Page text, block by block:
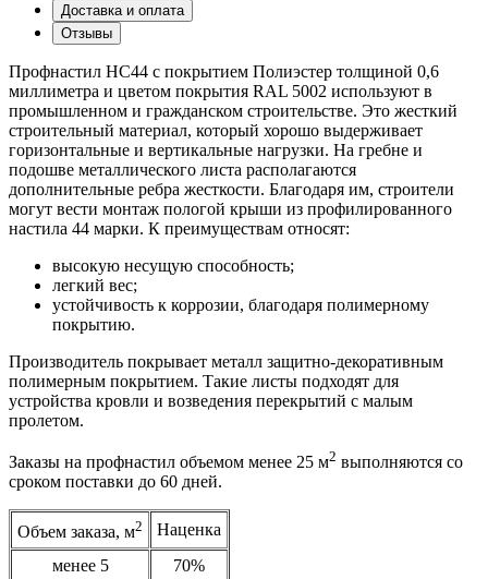
Доставка и оплата
Отзывы
Профнастил НС44 с покрытием Полиэстер толщиной 0,6
миллиметра и цветом покрытия RAL 5002 используют в
промышленном и гражданском строительстве. Это жесткий
строительный материал, который хорошо выдерживает
горизонтальные и вертикальные нагрузки. На гребне и
подошве металлического листа располагаются
дополнительные ребра жесткости. Благодаря им, строители
могут вести монтаж пологой крыши из профилированного
настила 44 марки. К преимуществам относят:
высокую несущую способность;
легкий вес;
устойчивость к коррозии, благодаря полимерному
покрытию.
Производитель покрывает металл защитно-декоративным
полимерным покрытием. Такие листы подходят для
устройства кровли и возведения перекрытий с малым
пролетом.
Заказы на профнастил объемом менее 25 м2 выполняются со
сроком поставки до 60 дней.
Объем заказа, м2
Наценка
менее 5
70%